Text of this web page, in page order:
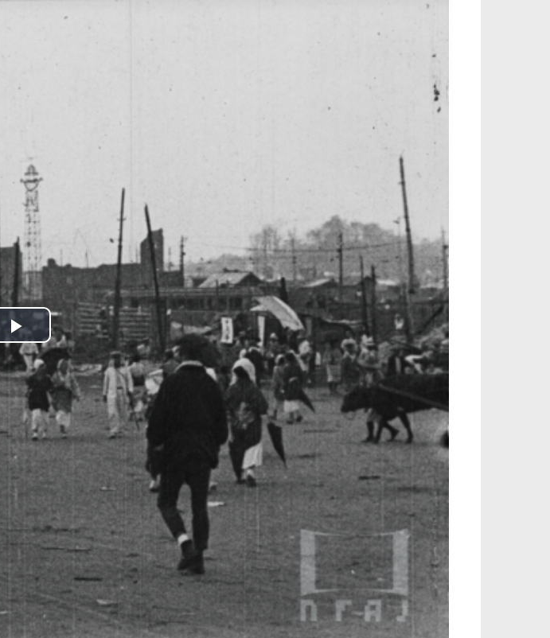
火實況』［弁士説明版］
資料をみる
大震災 関連サイト一覧
イトについて
あるご質問
連リンク
イトマップ
クレジット
係の皆様へ